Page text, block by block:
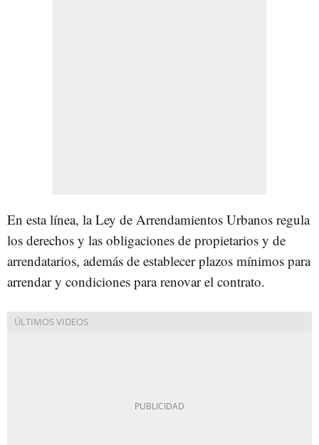
En esta línea, la Ley de Arrendamientos Urbanos regula
los derechos y las obligaciones de propietarios y de
arrendatarios, además de establecer plazos mínimos para
arrendar y condiciones para renovar el contrato.